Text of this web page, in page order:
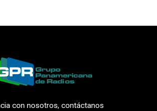
con nosotros, contáctanos